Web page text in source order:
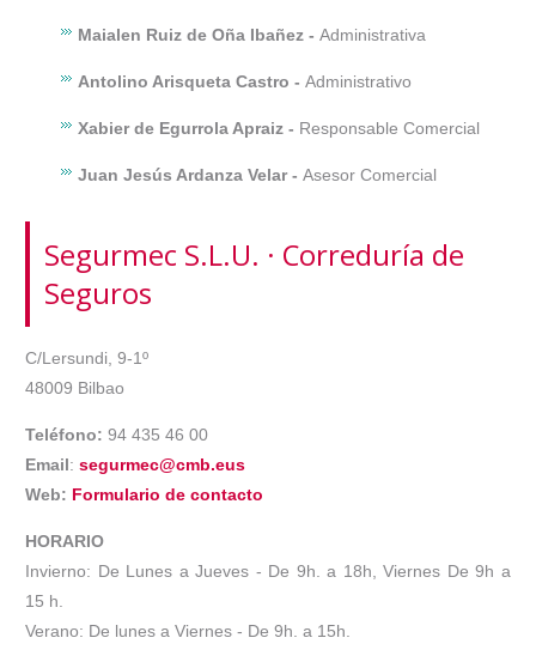
Maialen Ruiz de Oña Ibañez -Administrativa
Antolino Arisqueta Castro -Administrativo
Xabier de Egurrola Apraiz - Responsable Comercial
Juan Jesús Ardanza Velar -Asesor Comercial
Segurmec S.L.U. · Correduría de
Seguros
C/Lersundi, 9-1º
48009 Bilbao
Teléfono: 94 435 46 00
Email:segurmec@cmb.eus
Web: Formulario de contacto
HORARIO
Invierno: De Lunes a Jueves - De 9h. a 18h, Viernes De 9h a
15 h.
Verano: De lunes a Viernes - De 9h. a 15h.